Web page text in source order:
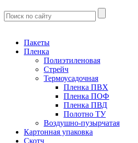
Пакеты
Пленка
Полиэтиленовая
Стрейч
Термоусадочная
Пленка ПВХ
Пленка ПОФ
Пленка ПВД
Полотно ТУ
Воздушно-пузырчатая
Картонная упаковка
Скотч